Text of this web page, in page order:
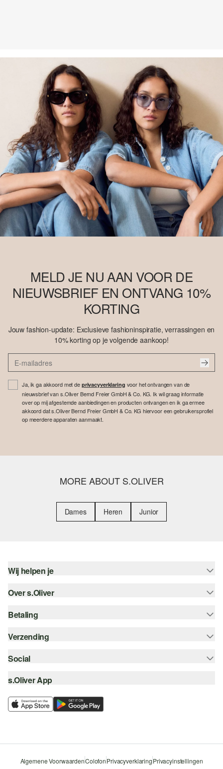
MELD JE NU AAN VOOR DE
NIEUWSBRIEF EN ONTVANG 10%
KORTING
Jouw fashion-update: Exclusieve fashioninspiratie, verrassingen en
10% korting op je volgende aankoop!
Ja, ik ga akkoord met de privacyverklaring voor het ontvangen van de
nieuwsbrief van s.Oliver Bernd Freier GmbH & Co. KG. Ik wil graag informatie
over op mij afgestemde aanbiedingen en producten ontvangen en ik ga ermee
akkoord dat s.Oliver Bernd Freier GmbH & Co. KG hiervoor een gebruikersprofiel
op meerdere apparaten aanmaakt.
MORE ABOUT S.OLIVER
Dames Heren Junior
Wij helpen je
Help - FAQ
Top categorieën
Over s.Oliver
Nieuwsbrief
Verlanglijstje
Duurzaamheid
Betaling
Koop op rekening
Klarna
Verzending
Track & Trace
Post NL
Social
instagram
facebook
s.Oliver App
Algemene VoorwaardenColofonPrivacyverklaringPrivacyinstellingen